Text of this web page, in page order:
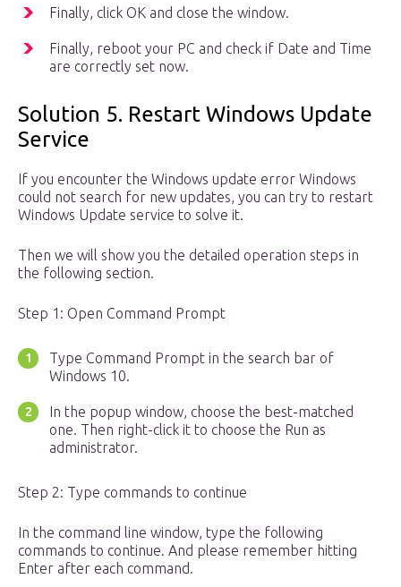
Finally, click OK and close the window.
Finally, reboot your PC and check if Date and Time
are correctly set now.
Solution 5. Restart Windows Update
Service
If you encounter the Windows update error Windows
could not search for new updates, you can try to restart
Windows Update service to solve it.
Then we will show you the detailed operation steps in
the following section.
Step 1: Open Command Prompt
Type Command Prompt in the search bar of
Windows 10.
In the popup window, choose the best-matched
one. Then right-click it to choose the Run as
administrator.
Step 2: Type commands to continue
In the command line window, type the following
commands to continue. And please remember hitting
Enter after each command.